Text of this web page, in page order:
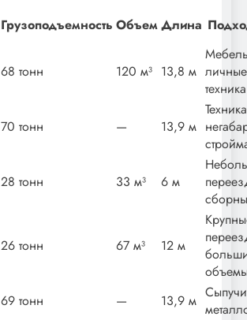
Грузоподъемность ОбъемДлина
68 тонн 120 м³ 13,8 м
техника
70 тонн — 13,9 м
28 тонн 33 м³ 6 м
26 тонн 67 м³ 12 м
69 тонн — 13,9 м